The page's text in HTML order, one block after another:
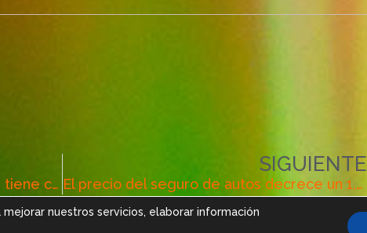
Contratar el seguro con un corredor tiene cuenta
SIGUIENTE
El precio del seguro de autos decrece un 1,60% en el primer trimestre de 2021
nuestros servicios, elaborar información